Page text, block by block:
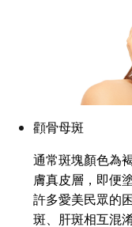
顴骨母斑
通常斑塊顏色為
膚真皮層，即便
許多愛美民眾的
斑、肝斑相互混